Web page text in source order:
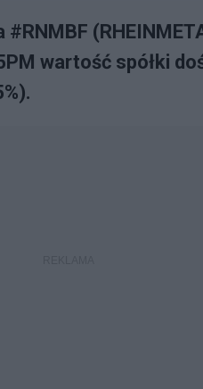
wartość spółki